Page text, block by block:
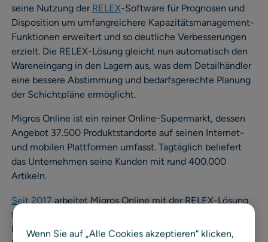
seine Nutzung der RELEX-Software für Prognosen und
Disposition um umfangreichere Kapazitätsmanagement-
Funktionen erweitert und so deutliche Verbesserungen
erzielt. Die RELEX-Lösung gleicht nun automatisch den
Wareneingang in den Lagern aus, was dem Detailhändler
eine bessere Abstimmung und bedarfsgerechte Planung
der Schichtpläne ermöglicht.
Migros Online ist ein reiner Online-Supermarkt, dessen
Angebot 37.500 Produktstandorte auf seinen Internet-
und mobilen Plattformen umfasst. Tagtäglich beliefert
das Unternehmen seine Kunden mit rund 400.000
Artikeln.
Seit 2017 arbeitet Migros Online mit der RELEX-Lösung
für Prognosen und Disposition. Durch die
Implementierung für alle Sortimente einschließlich
Wenn Sie auf „Alle Cookies akzeptieren“ klicken,